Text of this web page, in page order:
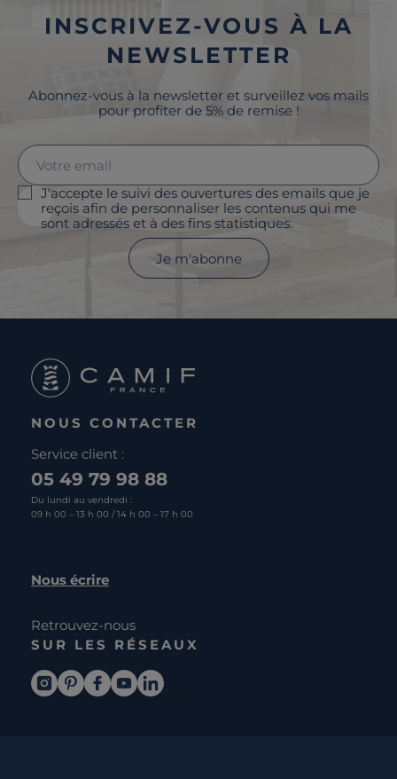
INSCRIVEZ-VOUS À LA
NEWSLETTER
Abonnez-vous à la newsletter et surveillez vos mails
pour profiter de 5% de remise !
J'accepte le suivi des ouvertures des emails que je
reçois afin de personnaliser les contenus qui me
sont adressés et à des fins statistiques.
Je m'abonne
NOUS CONTACTER
Service client :
05 49 79 98 88
Du lundi au vendredi :
09 h 00 – 13 h 00 / 14 h 00 – 17 h 00
Nous écrire
Retrouvez-nous
SUR LES RÉSEAUX